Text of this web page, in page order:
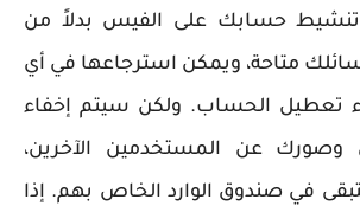
تنشيط حسابك على الفيس بدلاً من
متاحة، ويمكن استرجاعها في أي
تعطيل الحساب. ولكن سيتم إخفاء
عن المستخدمين الآخرين،
في صندوق الوارد الخاص بهم. إذا